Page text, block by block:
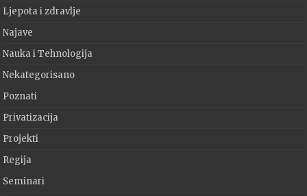
Ljepota i zdravlje
Najave
Nauka i Tehnologija
Nekategorisano
Poznati
Privatizacija
Projekti
Regija
Seminari